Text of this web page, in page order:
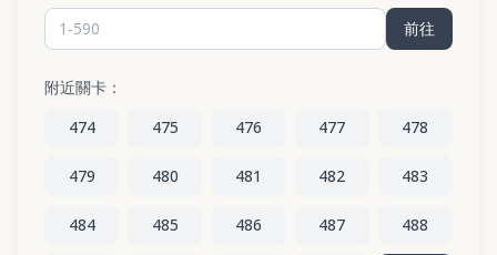
前往
附近關卡：
474
475 476 477 478
479 480 481 482 483
484 485 486 487 488